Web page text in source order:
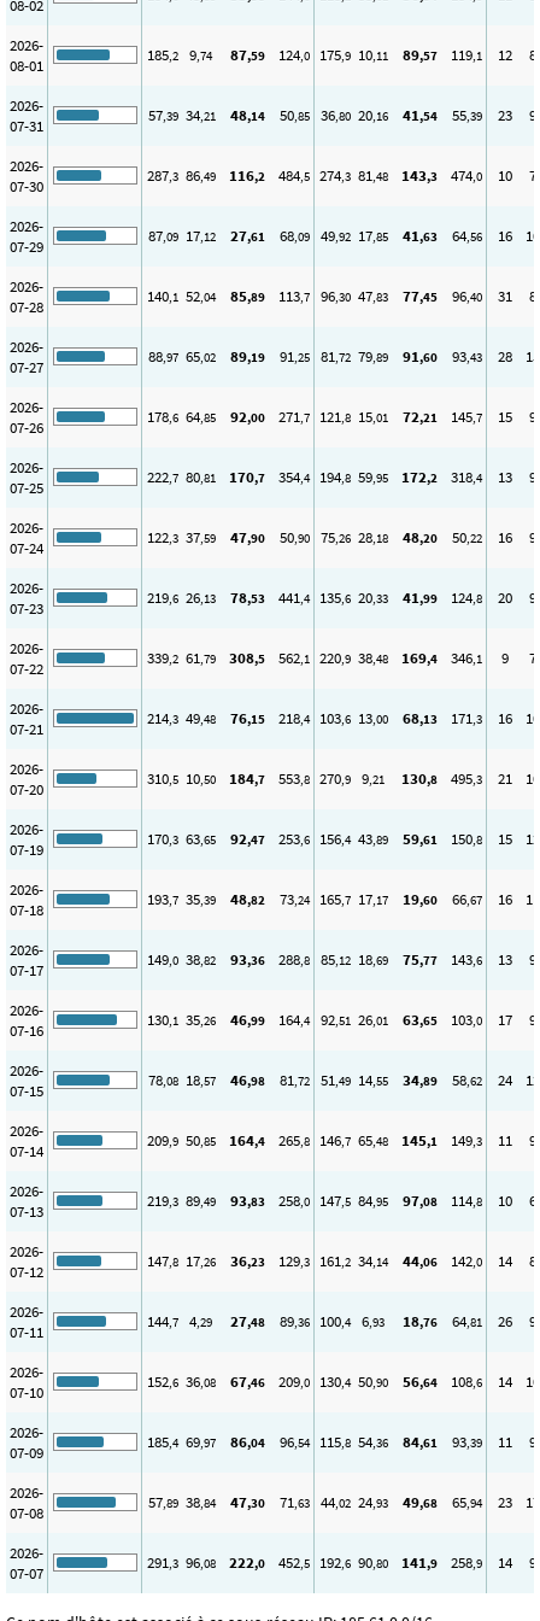
08-02
2026-
08-01
185,2 9,74 87,59 124,0 175,9 10,11 89,57 119,1 12 8
2026-
07-31
57,39 34,21 48,14 50,85 36,80 20,16 41,54 55,39 23 9
2026-
07-30
287,3 86,49 116,2 484,5 274,3 81,48 143,3 474,0 10 7
2026-
07-29
87,09 17,12 27,61 68,09 49,92 17,85 41,63 64,56 16 10
2026-
07-28
140,1 52,04 85,89 113,7 96,30 47,83 77,45 96,40 31 8
2026-
07-27
88,97 65,02 89,19 91,25 81,72 79,89 91,60 93,43 28 15
2026-
07-26
178,6 64,85 92,00 271,7 121,8 15,01 72,21 145,7 15 9
2026-
07-25
222,7 80,81 170,7 354,4 194,8 59,95 172,2 318,4 13 9
2026-
07-24
122,3 37,59 47,90 50,90 75,26 28,18 48,20 50,22 16 9
2026-
07-23
219,6 26,13 78,53 441,4 135,6 20,33 41,99 124,8 20 9
2026-
07-22
339,2 61,79 308,5 562,1 220,9 38,48 169,4 346,1 9 7
2026-
07-21
214,3 49,48 76,15 218,4 103,6 13,00 68,13 171,3 16 10
2026-
07-20
310,5 10,50 184,7 553,8 270,9 9,21 130,8 495,3 21 10
2026-
07-19
170,3 63,65 92,47 253,6 156,4 43,89 59,61 150,8 15 12
2026-
07-18
193,7 35,39 48,82 73,24 165,7 17,17 19,60 66,67 16 11
2026-
07-17
149,0 38,82 93,36 288,8 85,12 18,69 75,77 143,6 13 9
2026-
07-16
130,1 35,26 46,99 164,4 92,51 26,01 63,65 103,0 17 9
2026-
07-15
78,08 18,57 46,98 81,72 51,49 14,55 34,89 58,62 24 12
2026-
07-14
209,9 50,85 164,4 265,8 146,7 65,48 145,1 149,3 11 9
2026-
07-13
219,3 89,49 93,83 258,0 147,5 84,95 97,08 114,8 10 6
2026-
07-12
147,8 17,26 36,23 129,3 161,2 34,14 44,06 142,0 14 8
2026-
07-11
144,7 4,29 27,48 89,36 100,4 6,93 18,76 64,81 26 9
2026-
07-10
152,6 36,08 67,46 209,0 130,4 50,90 56,64 108,6 14 10
2026-
07-09
185,4 69,97 86,04 96,54 115,8 54,36 84,61 93,39 11 9
2026-
07-08
57,89 38,84 47,30 71,63 44,02 24,93 49,68 65,94 23 17
2026-
07-07
291,3 96,08 222,0 452,5 192,6 90,80 141,9 258,9 14 9